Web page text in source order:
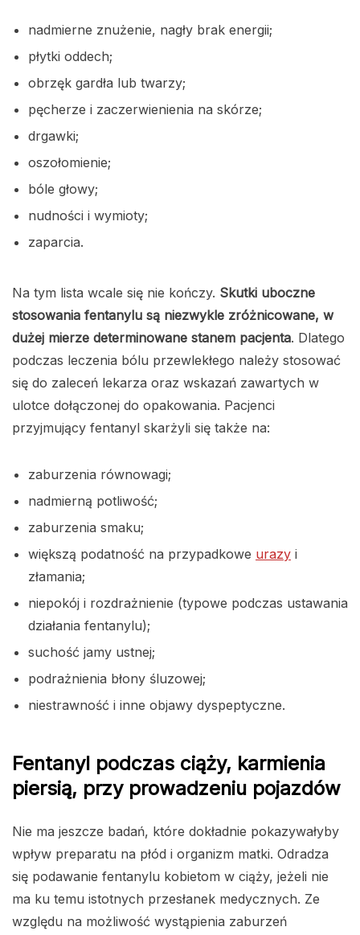
nadmierne znużenie, nagły brak energii;
płytki oddech;
obrzęk gardła lub twarzy;
pęcherze i zaczerwienienia na skórze;
drgawki;
oszołomienie;
bóle głowy;
nudności i wymioty;
zaparcia.
Na tym lista wcale się nie kończy. Skutki uboczne
stosowania fentanylu są niezwykle zróżnicowane, w
dużej mierze determinowane stanem pacjenta. Dlatego
podczas leczenia bólu przewlekłego należy stosować
się do zaleceń lekarza oraz wskazań zawartych w
ulotce dołączonej do opakowania. Pacjenci
przyjmujący fentanyl skarżyli się także na:
zaburzenia równowagi;
nadmierną potliwość;
zaburzenia smaku;
większą podatność na przypadkowe urazy i
złamania;
niepokój i rozdrażnienie (typowe podczas ustawania
działania fentanylu);
suchość jamy ustnej;
podrażnienia błony śluzowej;
niestrawność i inne objawy dyspeptyczne.
Fentanyl podczas ciąży, karmienia
piersią, przy prowadzeniu pojazdów
Nie ma jeszcze badań, które dokładnie pokazywałyby
wpływ preparatu na płód i organizm matki. Odradza
się podawanie fentanylu kobietom w ciąży, jeżeli nie
ma ku temu istotnych przesłanek medycznych. Ze
względu na możliwość wystąpienia zaburzeń